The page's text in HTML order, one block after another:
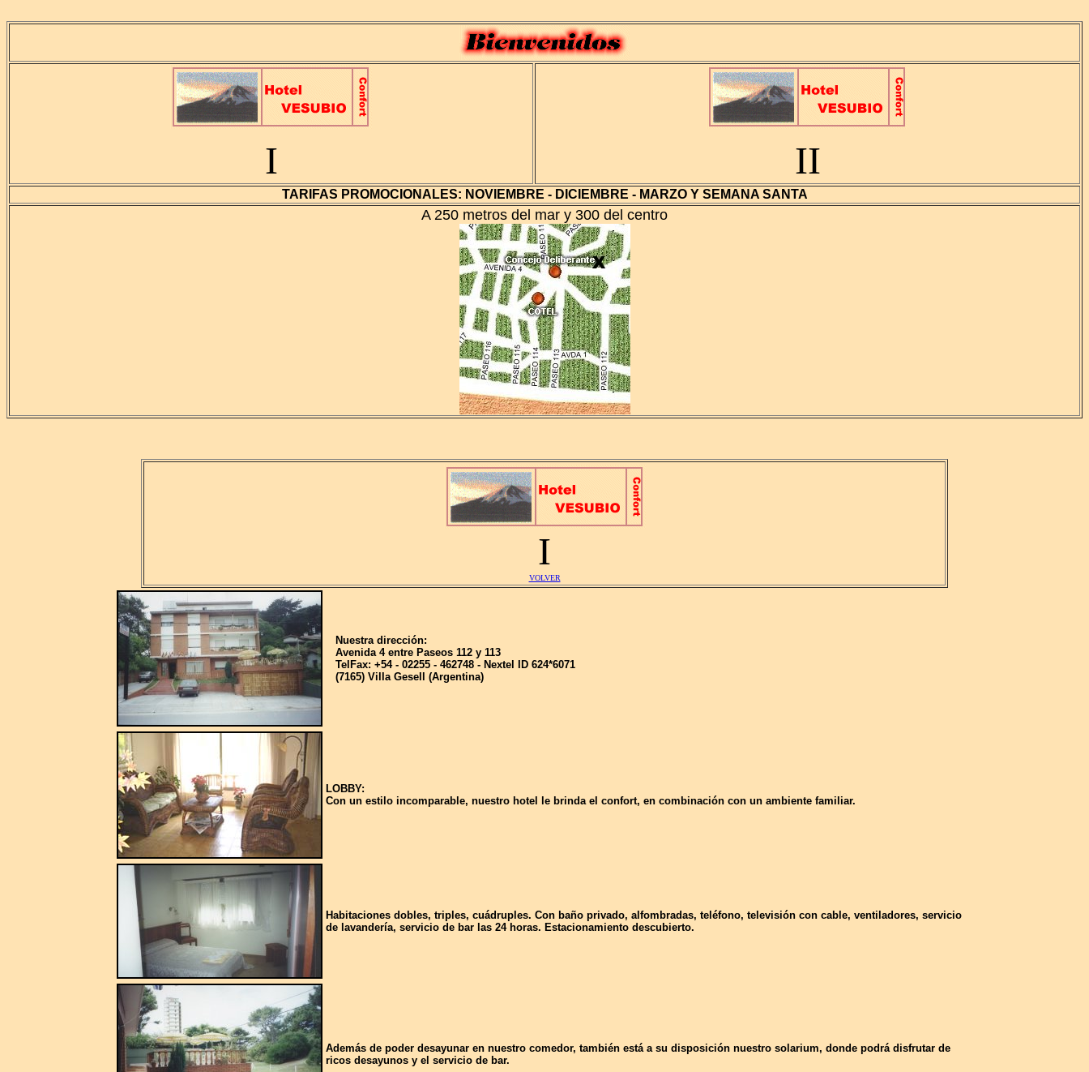
I II
TARIFAS PROMOCIONALES: NOVIEMBRE - DICIEMBRE - MARZO Y SEMANA SANTA
A 250 metros del mar y 300 del centro
I
VOLVER
Nuestra dirección:
Avenida 4 entre Paseos 112 y 113
TelFax: +54 - 02255 - 462748 - Nextel ID 624*6071
(7165) Villa Gesell (Argentina)
LOBBY:
Con un estilo incomparable, nuestro hotel le brinda el confort, en combinación con un ambiente familiar.
Habitaciones dobles, triples, cuádruples. Con baño privado, alfombradas, teléfono, televisión con cable, ventiladores, servicio
de lavandería, servicio de bar las 24 horas. Estacionamiento descubierto.
Además de poder desayunar en nuestro comedor, también está a su disposición nuestro solarium, donde podrá disfrutar de
ricos desayunos y el servicio de bar.